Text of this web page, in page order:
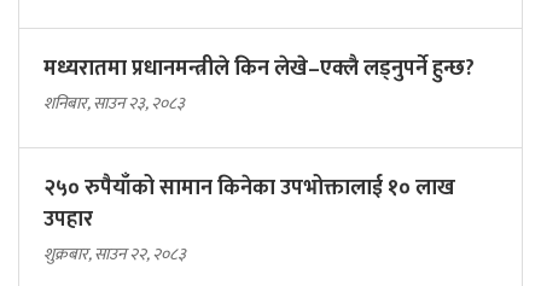
मध्यरातमा प्रधानमन्त्रीले किन लेखे–एक्लै लड्नुपर्ने हुन्छ?
शनिबार, साउन २३, २०८३
२५० रुपैयाँको सामान किनेका उपभोक्तालाई १० लाख
उपहार
शुक्रबार, साउन २२, २०८३